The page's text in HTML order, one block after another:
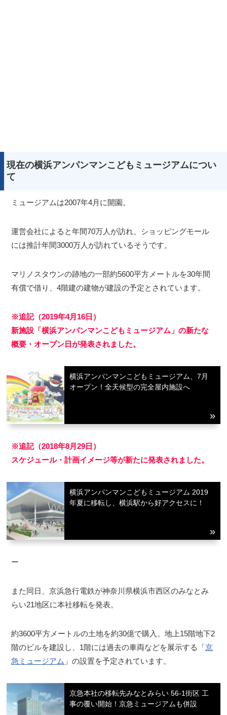
現在の横浜アンパンマンこどもミュージアムについ
て
ミュージアムは2007年4月に開園。
運営会社によると年間70万人が訪れ、ショッピングモール
には推計年間3000万人が訪れているそうです。
マリノスタウンの跡地の一部約5600平方メートルを30年間
有償で借り、4階建の建物が建設の予定とされています。
※追記（2019年4月16日）
新施設「横浜アンパンマンこどもミュージアム」の新たな
概要・オープン日が発表されました。
横浜アンパンマンこどもミュージアム、7月
オープン！全天候型の完全屋内施設へ
※追記（2018年8月29日）
スケジュール・計画イメージ等が新たに発表されました。
横浜アンパンマンこどもミュージアム 2019
年夏に移転し、横浜駅から好アクセスに！
ー
また同日、京浜急行電鉄が神奈川県横浜市西区のみなとみ
らい21地区に本社移転を発表。
約3600平方メートルの土地を約30億で購入。地上15階地下2
階のビルを建設し、1階には過去の車両などを展示する「京
急ミュージアム 」の設置を予定されています。
京急本社の移転先みなとみらい 56-1街区 工
事の覆い開始！京急ミュージアムも併設